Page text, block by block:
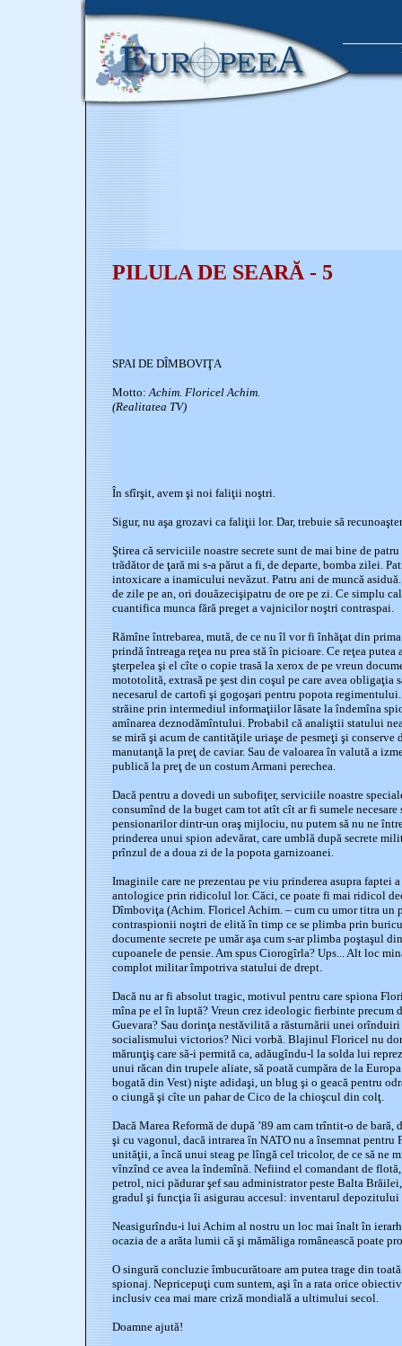
PILULA DE SEARĂ - 5
SPAI DE DÎMBOVIŢA
Motto:Achim. Floricel Achim.
(Realitatea TV)
În sfîrşit, avem şi noi faliţii noştri.
Sigur, nu aşa grozavi ca faliţii lor. Dar, trebuie să
Ştirea că serviciile noastre secrete sunt de mai bine de
trădător de ţară mi s-a părut a fi, de departe, bomba zilei.
intoxicare a inamicului nevăzut. Patru ani de muncă
de zile pe an, ori douăzecişipatru de ore pe zi. Ce simplu
cuantifica munca fără preget a vajnicilor noştri contraspai.
Rămîne întrebarea, mută, de ce nu îl vor fi înhăţat din
prindă întreaga reţea nu prea stă în picioare. Ce reţea putea
şterpelea şi el cîte o copie trasă la xerox de pe vreun
mototolită, extrasă pe şest din coşul pe care avea obligaţia
necesarul de cartofi şi gogoşari pentru popota
străine prin intermediul informaţiilor lăsate la îndemîna
amînarea deznodămîntului. Probabil că analiştii statului
se miră şi acum de cantităţile uriaşe de pesmeţi şi
manutanţă la preţ de caviar. Sau de valoarea în valută a
publică la preţ de un costum Armani perechea.
Dacă pentru a dovedi un subofiţer, serviciile noastre
consumînd de la buget cam tot atît cît ar fi sumele
pensionarilor dintr-un oraş mijlociu, nu putem să nu ne
prinderea unui spion adevărat, care umblă după secrete
prînzul de a doua zi de la popota garnizoanei.
Imaginile care ne prezentau pe viu prinderea asupra faptei
antologice prin ridicolul lor. Căci, ce poate fi mai ridicol
Dîmboviţa (Achim. Floricel Achim. – cum cu umor titra un
contraspionii noştri de elită în timp ce se plimba prin
documente secrete pe umăr aşa cum s-ar plimba poştaşul
cupoanele de pensie. Am spus Ciorogîrla? Ups... Alt loc
complot militar împotriva statului de drept.
Dacă nu ar fi absolut tragic, motivul pentru care spiona
mîna pe el în luptă? Vreun crez ideologic fierbinte precum
Guevara? Sau dorinţa nestăvilită a răsturnării unei
socialismului victorios? Nici vorbă. Blajinul Floricel nu
mărunţiş care să-i permită ca, adăugîndu-l la solda lui
unui răcan din trupele aliate, să poată cumpăra de la
bogată din Vest) nişte adidaşi, un blug şi o geacă pentru
o ciungă şi cîte un pahar de Cico de la chioşcul din colţ.
Dacă Marea Reformă de după ’89 am cam trîntit-o de bară,
şi cu vagonul, dacă intrarea în NATO nu a însemnat pentru
unităţii, a încă unui steag pe lîngă cel tricolor, de ce să ne
vînzînd ce avea la îndemînă. Nefiind el comandant de
petrol, nici pădurar şef sau administrator peste Balta
gradul şi funcţia îi asigurau accesul: inventarul
Neasigurîndu-i lui Achim al nostru un loc mai înalt în
ocazia de a arăta lumii că şi mămăliga românească poate
O singură concluzie îmbucurătoare am putea trage din
spionaj. Nepricepuţi cum suntem, aşi în a rata orice obiectiv
inclusiv cea mai mare criză mondială a ultimului secol.
Doamne ajută!